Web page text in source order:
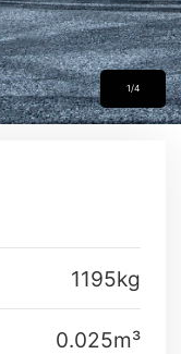
1/4
1195kg
0.025m³